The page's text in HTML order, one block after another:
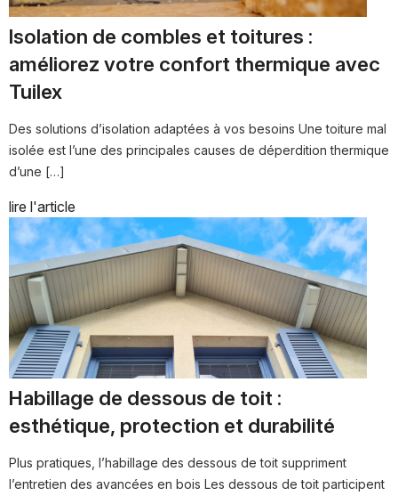
Isolation de combles et toitures :
améliorez votre confort thermique avec
Tuilex
Des solutions d’isolation adaptées à vos besoins Une toiture mal
isolée est l’une des principales causes de déperdition thermique
d’une […]
lire l'article
Habillage de dessous de toit :
esthétique, protection et durabilité
Plus pratiques, l’habillage des dessous de toit suppriment
l’entretien des avancées en bois Les dessous de toit participent